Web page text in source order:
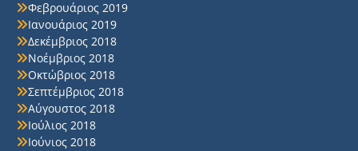
Φεβρουάριος 2019
Ιανουάριος 2019
Δεκέμβριος 2018
Νοέμβριος 2018
Οκτώβριος 2018
Σεπτέμβριος 2018
Αύγουστος 2018
Ιούλιος 2018
Ιούνιος 2018